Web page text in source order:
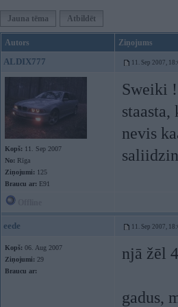
Jauna tēma Atbildēt
Autors Ziņojums
ALDIX777 11. Sep 2007,
Kopš: 11. Sep 2007
No: Rīga
Ziņojumi: 125
Braucu ar: E91
Sweiki
nevis
eede 11. Sep 2007,
Kopš: 06. Aug 2007
Ziņojumi: 29
Braucu ar:
njā žēl
gadus,